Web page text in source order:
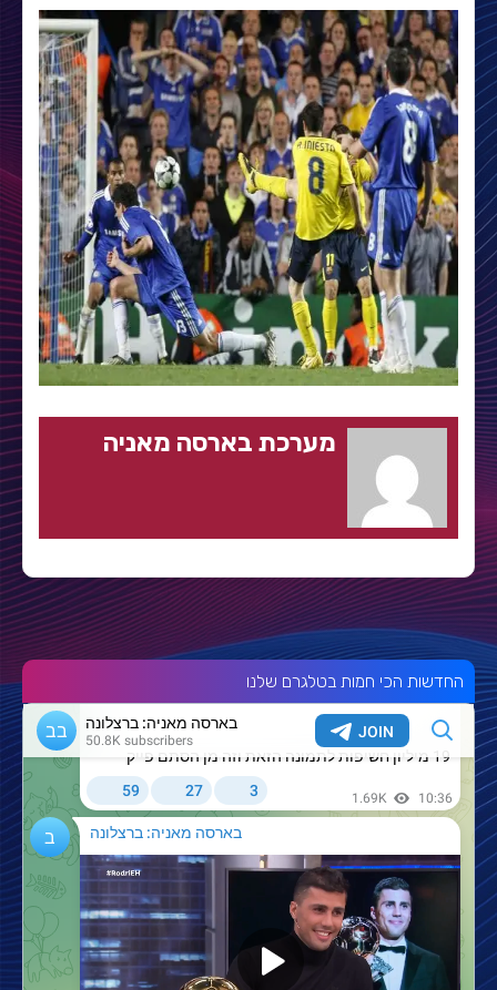
מערכת בארסה מאניה
החדשות הכי חמות בטלגרם שלנו